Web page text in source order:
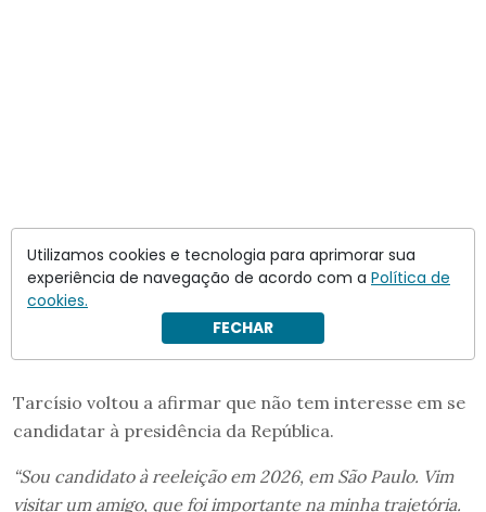
Tarcísio voltou a afirmar que não tem interesse em se
candidatar à presidência da República.
“Sou candidato à reeleição em 2026, em São Paulo. Vim
visitar um amigo, que foi importante na minha trajetória.
Utilizamos cookies e tecnologia para aprimorar sua
experiência de navegação de acordo com a Política de
cookies.
FECHAR